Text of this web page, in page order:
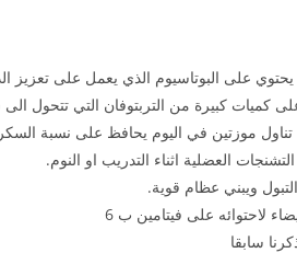
يحتوي على البوتاسيوم الذي يعمل على تعزيز
على كميات كبيرة من التربتوفان التي تتحول
موزتين في اليوم يحافظ على نسبة
العضلية اثناء التدريب او النوم.
ويبني عظام قوية.
لاحتوائه على فيتامين ب 6
سابقا